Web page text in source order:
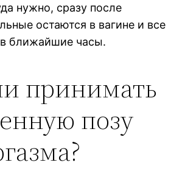
нужно, сразу после
остаются в вагине и все
в ближайшие часы.
принимать
позу